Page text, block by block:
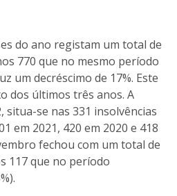
do ano registam um total de
770 que no mesmo período
um decréscimo de 17%. Este
dos últimos três anos. A
situa-se nas 331 insolvências
em 2021, 420 em 2020 e 418
fechou com um total de
117 que no período